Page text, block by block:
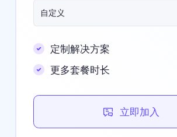
自定义
定制解决方案
更多套餐时长
立即加入